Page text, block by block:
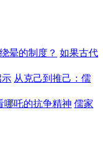
晕的制度？ 如果古代
示 从克己到推己：儒
哪吒的抗争精神 儒家